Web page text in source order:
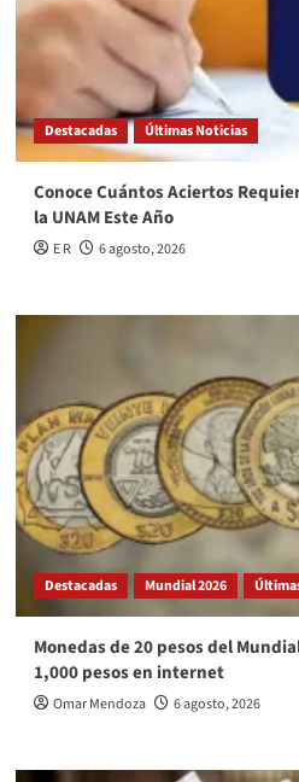
Destacadas Últimas Noticias
Conoce Cuántos Aciertos
la UNAM Este Año
E R 6 agosto, 2026
Destacadas Mundial 2026
Monedas de 20 pesos del
1,000 pesos en internet
Omar Mendoza 6 agosto, 2026